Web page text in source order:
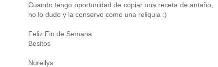
Cuando tengo oportunidad de copiar una receta de antaño,
no lo dudo y la conservo como una reliquia :)
Feliz Fin de Semana
Besitos
Norellys